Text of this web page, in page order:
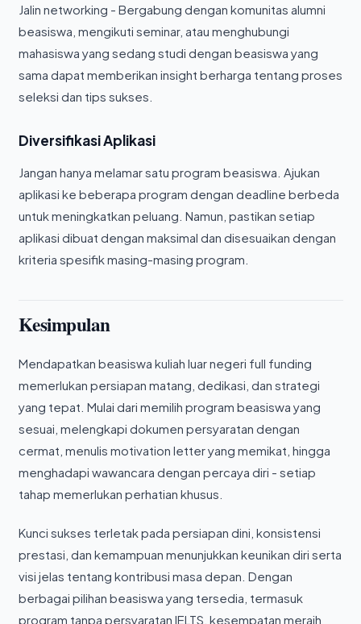
Jalin networking - Bergabung dengan komunitas alumni
beasiswa, mengikuti seminar, atau menghubungi
mahasiswa yang sedang studi dengan beasiswa yang
sama dapat memberikan insight berharga tentang proses
seleksi dan tips sukses.
Diversifikasi Aplikasi
Jangan hanya melamar satu program beasiswa. Ajukan
aplikasi ke beberapa program dengan deadline berbeda
untuk meningkatkan peluang. Namun, pastikan setiap
aplikasi dibuat dengan maksimal dan disesuaikan dengan
kriteria spesifik masing-masing program.
Kesimpulan
Mendapatkan beasiswa kuliah luar negeri full funding
memerlukan persiapan matang, dedikasi, dan strategi
yang tepat. Mulai dari memilih program beasiswa yang
sesuai, melengkapi dokumen persyaratan dengan
cermat, menulis motivation letter yang memikat, hingga
menghadapi wawancara dengan percaya diri - setiap
tahap memerlukan perhatian khusus.
Kunci sukses terletak pada persiapan dini, konsistensi
prestasi, dan kemampuan menunjukkan keunikan diri serta
visi jelas tentang kontribusi masa depan. Dengan
berbagai pilihan beasiswa yang tersedia, termasuk
program tanpa persyaratan IELTS, kesempatan meraih